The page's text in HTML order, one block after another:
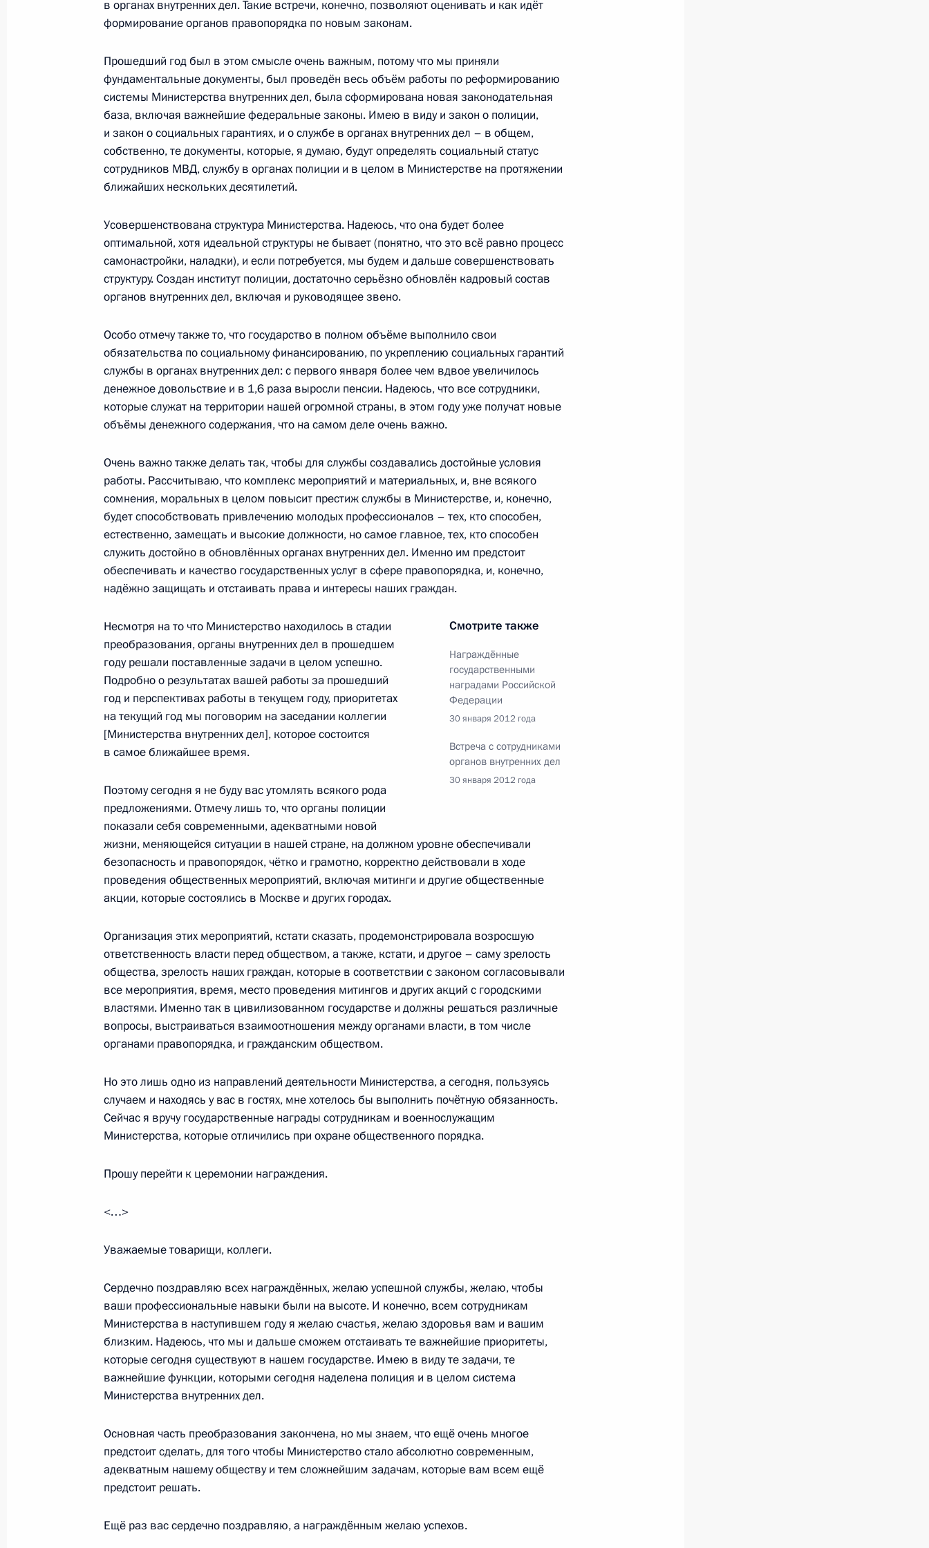
Телефонный разговор с Королём Иордании Абдаллой II Бен Аль-
Хусейном
30 января 2012 года, 18:45
Встреча с сотрудниками органов внутренних дел
Вручение государственных наград сотрудникам органов
внутренних дел
27 января 2012 года, пятница
Президент внесёт в парламенты Архангельской и Волгоградской
областей кандидатуры на посты глав этих регионов
Встреча с судьями арбитражных судов
27 января 2012 года, 15:30 Москва
Совещание с постоянными членами Совета Безопасности
27 января 2012 года, 14:00 Московская область, Горки
Поздравление с 68-й годовщиной снятия блокады Ленинграда
27 января 2012 года, 10:30
Рабочая встреча с председателем Следственного комитета
Александром Бастрыкиным
26 января 2012 года, 16:00 Московская область, Горки
Рабочая встреча с руководителем Федеральной таможенной
службы Андреем Бельяниновым
26 января 2012 года, 15:15 Московская область, Горки
Мурат Зязиков освобождён от должности советника Президента
26 января 2012 года, 12:00
Поздравление Пратибхе Патил и Манмохану Сингху с Днём
Республики
26 января 2012 года, 10:30
25 января 2012 года, среда
Встреча с победителями и призёрами Первых зимних юношеских
Олимпийских игр 2012 года
25 января 2012 года, 16:30 Москва, Кремль
4
в органах внутренних дел. Такие встречи, конечно, позволяют оценивать и как идёт
формирование органов правопорядка по новым законам.
Прошедший год был в этом смысле очень важным, потому что мы приняли
фундаментальные документы, был проведён весь объём работы по реформированию
системы Министерства внутренних дел, была сформирована новая законодательная
база, включая важнейшие федеральные законы. Имею в виду и закон о полиции,
и закон о социальных гарантиях, и о службе в органах внутренних дел – в общем,
собственно, те документы, которые, я думаю, будут определять социальный статус
сотрудников МВД, службу в органах полиции и в целом в Министерстве на протяжении
ближайших нескольких десятилетий.
Усовершенствована структура Министерства. Надеюсь, что она будет более
оптимальной, хотя идеальной структуры не бывает (понятно, что это всё равно процесс
самонастройки, наладки), и если потребуется, мы будем и дальше совершенствовать
структуру. Создан институт полиции, достаточно серьёзно обновлён кадровый состав
органов внутренних дел, включая и руководящее звено.
Особо отмечу также то, что государство в полном объёме выполнило свои
обязательства по социальному финансированию, по укреплению социальных гарантий
службы в органах внутренних дел: с первого января более чем вдвое увеличилось
денежное довольствие и в 1,6 раза выросли пенсии. Надеюсь, что все сотрудники,
которые служат на территории нашей огромной страны, в этом году уже получат новые
объёмы денежного содержания, что на самом деле очень важно.
Очень важно также делать так, чтобы для службы создавались достойные условия
работы. Рассчитываю, что комплекс мероприятий и материальных, и, вне всякого
сомнения, моральных в целом повысит престиж службы в Министерстве, и, конечно,
будет способствовать привлечению молодых профессионалов – тех, кто способен,
естественно, замещать и высокие должности, но самое главное, тех, кто способен
служить достойно в обновлённых органах внутренних дел. Именно им предстоит
обеспечивать и качество государственных услуг в сфере правопорядка, и, конечно,
надёжно защищать и отстаивать права и интересы наших граждан.
Смотрите также
Награждённые
государственными
наградами Российской
Федерации
30 января 2012 года
Встреча с сотрудниками
органов внутренних дел
30 января 2012 года
Несмотря на то что Министерство находилось в стадии
преобразования, органы внутренних дел в прошедшем
году решали поставленные задачи в целом успешно.
Подробно о результатах вашей работы за прошедший
год и перспективах работы в текущем году, приоритетах
на текущий год мы поговорим на заседании коллегии
[Министерства внутренних дел], которое состоится
в самое ближайшее время.
Поэтому сегодня я не буду вас утомлять всякого рода
предложениями. Отмечу лишь то, что органы полиции
показали себя современными, адекватными новой
жизни, меняющейся ситуации в нашей стране, на должном уровне обеспечивали
безопасность и правопорядок, чётко и грамотно, корректно действовали в ходе
проведения общественных мероприятий, включая митинги и другие общественные
акции, которые состоялись в Москве и других городах.
Организация этих мероприятий, кстати сказать, продемонстрировала возросшую
ответственность власти перед обществом, а также, кстати, и другое – саму зрелость
общества, зрелость наших граждан, которые в соответствии с законом согласовывали
все мероприятия, время, место проведения митингов и других акций с городскими
властями. Именно так в цивилизованном государстве и должны решаться различные
вопросы, выстраиваться взаимоотношения между органами власти, в том числе
органами правопорядка, и гражданским обществом.
Но это лишь одно из направлений деятельности Министерства, а сегодня, пользуясь
случаем и находясь у вас в гостях, мне хотелось бы выполнить почётную обязанность.
Сейчас я вручу государственные награды сотрудникам и военнослужащим
Министерства, которые отличились при охране общественного порядка.
Прошу перейти к церемонии награждения.
<…>
Уважаемые товарищи, коллеги.
Сердечно поздравляю всех награждённых, желаю успешной службы, желаю, чтобы
ваши профессиональные навыки были на высоте. И конечно, всем сотрудникам
Министерства в наступившем году я желаю счастья, желаю здоровья вам и вашим
близким. Надеюсь, что мы и дальше сможем отстаивать те важнейшие приоритеты,
которые сегодня существуют в нашем государстве. Имею в виду те задачи, те
важнейшие функции, которыми сегодня наделена полиция и в целом система
Министерства внутренних дел.
Основная часть преобразования закончена, но мы знаем, что ещё очень многое
предстоит сделать, для того чтобы Министерство стало абсолютно современным,
адекватным нашему обществу и тем сложнейшим задачам, которые вам всем ещё
предстоит решать.
Ещё раз вас сердечно поздравляю, а награждённым желаю успехов.